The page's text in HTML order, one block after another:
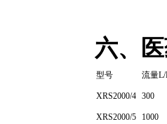
六、
型号 流量L/
XRS2000/4 300
XRS2000/5 1000